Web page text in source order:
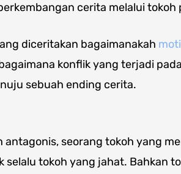
cerita melalui tokoh
diceritakan bagaimanakah
konflik yang terjadi
sebuah ending cerita.
antagonis, seorang tokoh yang
selalu tokoh yang jahat. Bahkan